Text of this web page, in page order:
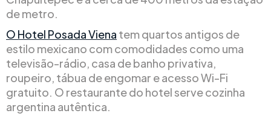
de metro.
O Hotel Posada Viena tem quartos antigos de
estilo mexicano com comodidades como uma
televisão-rádio, casa de banho privativa,
roupeiro, tábua de engomar e acesso Wi-Fi
gratuito. O restaurante do hotel serve cozinha
argentina autêntica.